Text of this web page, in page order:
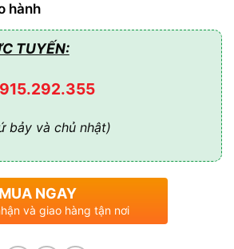
hành
TUYẾN:
bảy và chủ nhật)
NGAY
và giao hàng tận nơi